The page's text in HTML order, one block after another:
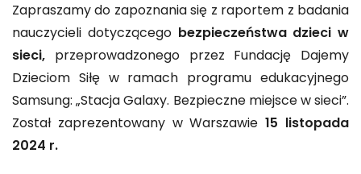
Zapraszamy do zapoznania się z raportem z badania
nauczycieli dotyczącego bezpieczeństwa dzieci w
sieci, przeprowadzonego przez Fundację Dajemy
Dzieciom Siłę w ramach programu edukacyjnego
Samsung: „Stacja Galaxy. Bezpieczne miejsce w sieci”.
Został zaprezentowany w Warszawie15 listopada
2024 r.